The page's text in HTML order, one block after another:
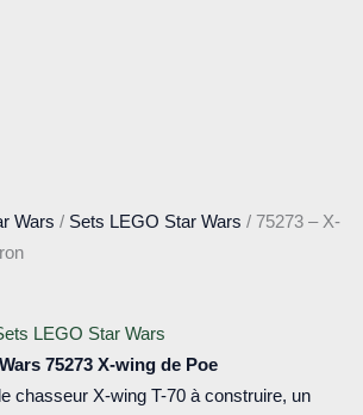
Wars / Sets LEGO Star Wars / 75273 – X-
LEGO Star Wars
75273 X-wing de Poe
chasseur X-wing T-70 à construire, un